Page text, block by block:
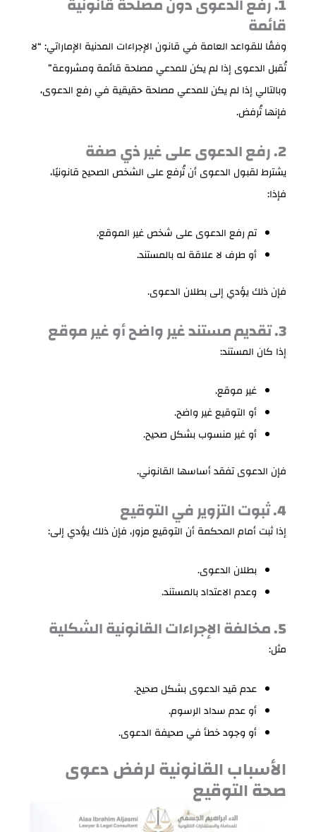
قائمة
وفقًا للقواعد العامة في قانون الإجراءات المدنية الإماراتي: “لا
تُقبل الدعوى إذا لم يكن للمدعي مصلحة قائمة ومشروعة”
وبالتالي إذا لم يكن للمدعي مصلحة حقيقية في رفع الدعوى،
فإنها تُرفض.
2. رفع الدعوى على غير ذي صفة
يشترط لقبول الدعوى أن تُرفع على الشخص الصحيح قانونيًا،
فإذا:
تم رفع الدعوى على شخص غير الموقع.
أو طرف لا علاقة له بالمستند.
فإن ذلك يؤدي إلى بطلان الدعوى.
3. تقديم مستند غير واضح أو غير موقع
إذا كان المستند:
غير موقع.
أو التوقيع غير واضح.
أو غير منسوب بشكل صحيح.
فإن الدعوى تفقد أساسها القانوني.
4. ثبوت التزوير في التوقيع
إذا ثبت أمام المحكمة أن التوقيع مزور، فإن ذلك يؤدي إلى:
بطلان الدعوى.
وعدم الاعتداد بالمستند.
5. مخالفة الإجراءات القانونية الشكلية
مثل:
عدم قيد الدعوى بشكل صحيح.
أو عدم سداد الرسوم.
أو وجود خطأ في صحيفة الدعوى.
الأسباب القانونية لرفض دعوى
صحة التوقيع